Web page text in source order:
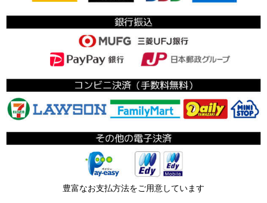
豊富なお支払方法をご用意しています